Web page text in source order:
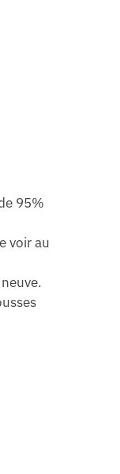
95%
voir au